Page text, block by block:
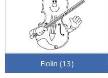
Fiolin (13)